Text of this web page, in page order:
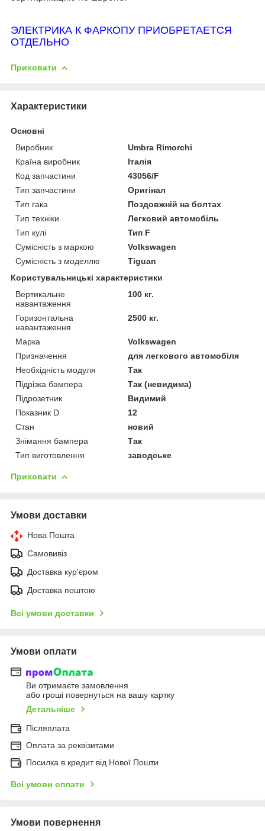
ЭЛЕКТРИКА К ФАРКОПУ ПРИОБРЕТАЕТСЯ
ОТДЕЛЬНО
Приховати
Характеристики
Основні
Виробник
Umbra Rimorchi
Країна виробник
Італія
Код запчастини
43056/F
Тип запчастини
Оригінал
Тип гака
Поздовжній на болтах
Тип техніки
Легковий автомобіль
Тип кулі
Тип F
Сумісність з маркою
Volkswagen
Сумісність з моделлю
Tiguan
Користувальницькі характеристики
Вертикальне
навантаження
100 кг.
Горизонтальна
навантаження
2500 кг.
Марка
Volkswagen
Призначення
для легкового автомобіля
Необхідність модуля
Так
Підрізка бампера
Так (невидима)
Підрозетник
Видимий
Показник D
12
Стан
новий
Знімання бампера
Так
Тип виготовлення
заводське
Приховати
Умови доставки
Нова Пошта
Самовивіз
Доставка кур'єром
Доставка поштою
Всі умови доставки
Умови оплати
Ви отримаєте замовлення
або гроші повернуться на вашу картку
Детальніше
Післяплата
Оплата за реквізитами
Посилка в кредит від Нової Пошти
Всі умови оплати
Умови повернення